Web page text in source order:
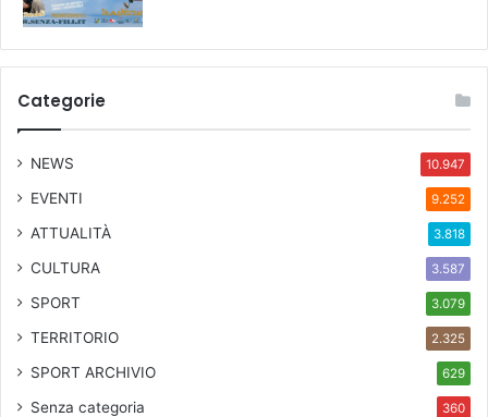
Categorie
NEWS 10.947
EVENTI 9.252
ATTUALITÀ 3.818
CULTURA 3.587
SPORT 3.079
TERRITORIO 2.325
SPORT ARCHIVIO 629
Senza categoria 360